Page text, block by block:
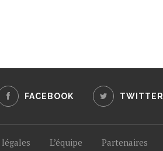
FACEBOOK TWITTER
L’équipe Partenaires